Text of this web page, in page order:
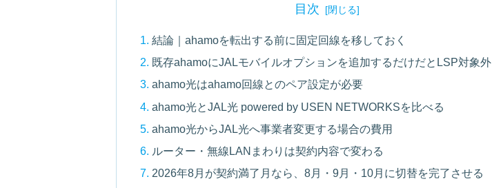
目次
結論｜ahamoを転出する前に固定回線を移しておく
既存ahamoにJALモバイルオプションを追加するだけだとLSP対象外
ahamo光はahamo回線とのペア設定が必要
ahamo光とJAL光 powered by USEN NETWORKSを比べる
ahamo光からJAL光へ事業者変更する場合の費用
ルーター・無線LANまわりは契約内容で変わる
2026年8月が契約満了月なら、8月・9月・10月に切替を完了させる